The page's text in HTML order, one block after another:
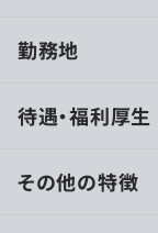
し、進捗管理や
を専門にしてい
勤務地
待遇・福利厚生
その他の特徴